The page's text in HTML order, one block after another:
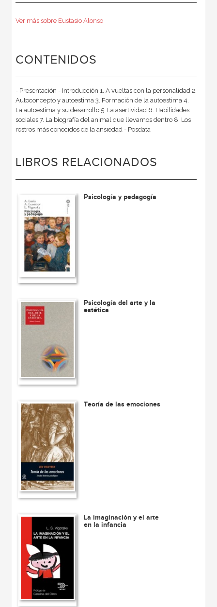
Ver más sobre Eustasio Alonso
CONTENIDOS
- Presentación - Introducción 1. A vueltas con la personalidad 2.
Autoconcepto y autoestima 3. Formación de la autoestima 4.
La autoestima y su desarrollo 5. La asertividad 6. Habilidades
sociales 7. La biografía del animal que llevamos dentro 8. Los
rostros más conocidos de la ansiedad - Posdata
LIBROS RELACIONADOS
Psicología y pedagogía
Psicología del arte y la
estética
Teoría de las emociones
La imaginación y el arte
en la infancia